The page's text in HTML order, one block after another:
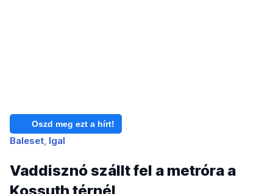
Oszd meg ezt a hírt!
Baleset Igal
Vaddisznó szállt fel a metróra a